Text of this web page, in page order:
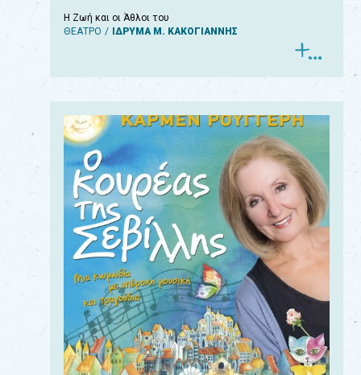
Η Ζωή και οι Άθλοι του
ΘΕΑΤΡΟ
ΙΔΡΥΜΑ Μ. ΚΑΚΟΓΙΑΝΝΗΣ